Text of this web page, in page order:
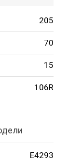
205
70
15
106R
E4293